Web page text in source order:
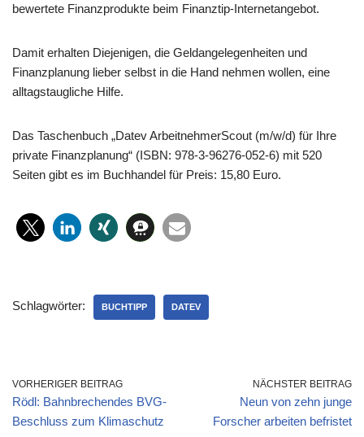
bewertete Finanzprodukte beim Finanztip-Internetangebot.
Damit erhalten Diejenigen, die Geldangelegenheiten und
Finanzplanung lieber selbst in die Hand nehmen wollen, eine
alltagstaugliche Hilfe.
Das Taschenbuch „Datev ArbeitnehmerScout (m/w/d) für Ihre
private Finanzplanung“ (ISBN: 978-3-96276-052-6) mit 520
Seiten gibt es im Buchhandel für Preis: 15,80 Euro.
Schlagwörter: BUCHTIPP DATEV
VORHERIGER BEITRAG
Rödl: Bahnbrechendes BVG-
Beschluss zum Klimaschutz
NÄCHSTER BEITRAG
Neun von zehn junge
Forscher arbeiten befristet